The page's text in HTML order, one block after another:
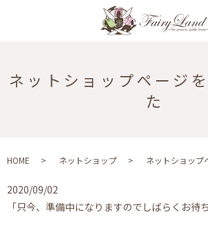
ネットショップページ
た
HOME ネットショップ ネットショップ
2020/09/02
「只今、準備中になりますのでしばらくお待